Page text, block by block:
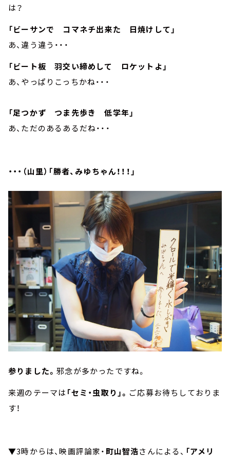
は？
「ビーサンで コマネチ出来た 日焼けして」
あ、違う違う・・・
「ビート板 羽交い締めして ロケットよ」
あ、やっぱりこっちかね・・・
「足つかず つま先歩き 低学年」
あ、ただのあるあるだね・・・
・・・（山里）「勝者、みゆちゃん！！！」
参りました。邪念が多かったですね。
来週のテーマは 「セミ・虫取り」。 ご応募お待ちしておりま
す！
▼3時からは、映画評論家・ 町山智浩さんによる、 「アメリ